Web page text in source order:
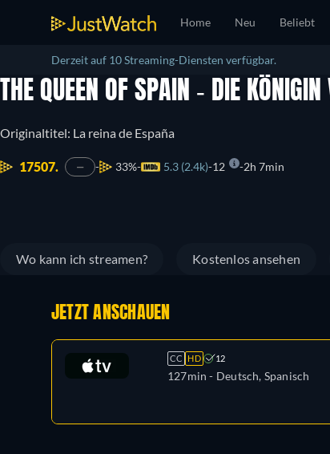
Home Neu Beliebt
Derzeit auf 10 Streaming-Diensten verfügbar.
THE QUEEN OF SPAIN - DIE KÖNIGIN
Originaltitel: La reina de España
17507. — 33% 5.3 (2.4k) 12 2h 7min
Wo kann ich streamen? Kostenlos ansehen
JETZT ANSCHAUEN
CC HD 12
127min - Deutsch, Spanisch